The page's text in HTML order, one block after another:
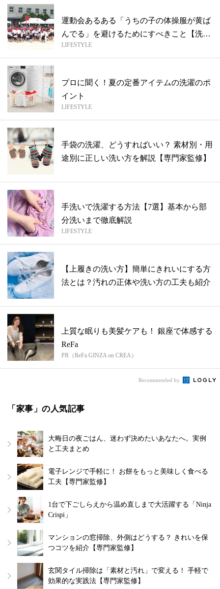
運動会あるある「うちの子の体操服が黄ば
んでる」を避けるためにすべきこと【洗濯
の選...
LIFESTYLE
プロに聞く！夏の定番アイテムの洗濯のポ
イント
LIFESTYLE
手袋の洗濯、どうすればいい？ 素材別・用
途別に正しい洗い方を解説【専門家監修】
手洗いで洗濯する方法【7選】基本から部
分洗いまで徹底解説
LIFESTYLE
【上履きの洗い方】簡単にきれいにする方
法とは？汚れの正体や洗い方の工夫も紹介
上質な眠りも美髪ケアも！ 銀座で体感する
ReFa
PR（ReFa GINZA on CREA）
Recommended by
「家事」の人気記事
大晦日の夜ごはん、迷わず決めたいあなたへ。実例
と工夫まとめ
電子レンジで手軽に！ お餅をもっと美味しく食べる
工夫【専門家監修】
1台で下ごしらえから温め直しまで大活躍する「Ninja
Crispi」
マンションの窓掃除、外側はどうする？ きれいを保
つコツを紹介【専門家監修】
玄関タイル掃除は「素材と汚れ」で変える！ 手軽で
効果的な実践法【専門家監修】